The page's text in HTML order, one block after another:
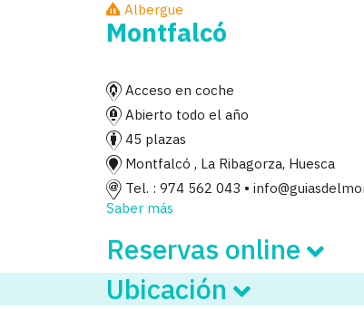
Albergue
Montfalcó
Acceso en coche
Abierto todo el año
45 plazas
Montfalcó , La Ribagorza, Huesca
Tel. : 974 562 043 •
Saber más
Reservas online
Ubicación